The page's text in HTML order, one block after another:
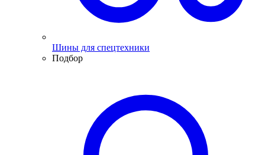
Шины для спецтехники
Подбор